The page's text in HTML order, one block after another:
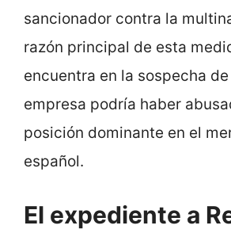
sancionador contra la
razón principal de esta
encuentra en la sospecha
empresa podría haber
posición dominante en el
español.
El expediente a